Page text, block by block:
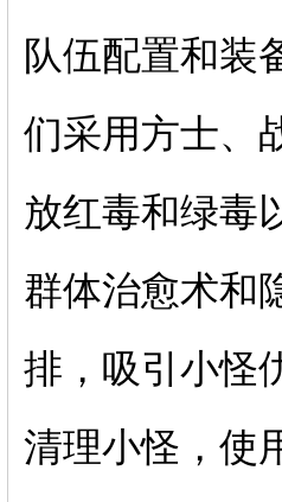
队伍配置和装
们采用方士、
放红毒和绿毒
群体治愈术和
排，吸引小怪
清理小怪，使